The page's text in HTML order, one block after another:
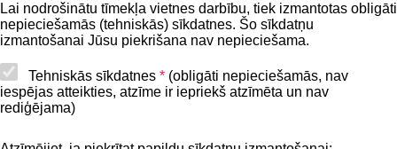
Lai nodrošinātu tīmekļa vietnes darbību, tiek izmantotas obligāti
nepieciešamās (tehniskās) sīkdatnes. Šo sīkdatņu
izmantošanai Jūsu piekrišana nav nepieciešama.
Tehniskās sīkdatnes * (obligāti nepieciešamās, nav
iespējas atteikties, atzīme ir iepriekš atzīmēta un nav
rediģējama)
Lapas karte
Piekļūstamības paziņojums